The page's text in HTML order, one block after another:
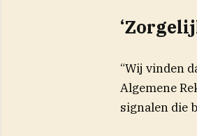
“Wij vinden
Algemene
signalen die